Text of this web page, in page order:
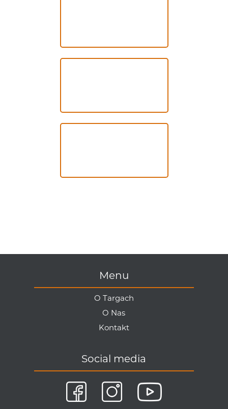
Menu
O Targach
O Nas
Kontakt
Social media